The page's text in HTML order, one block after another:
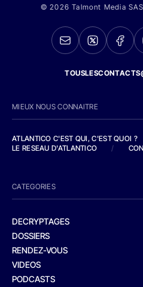
© 2026 Talmont Media
MIEUX NOUS CONNAITRE
ATLANTICO C'EST QUI, C'EST QUOI ?
LE RESEAU D'ATLANTICO
/
CATEGORIES
DECRYPTAGES
DOSSIERS
RENDEZ-VOUS
VIDEOS
PODCASTS